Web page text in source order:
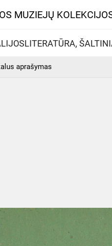
MUZIEJŲ
LITERATŪRA,
aprašymas